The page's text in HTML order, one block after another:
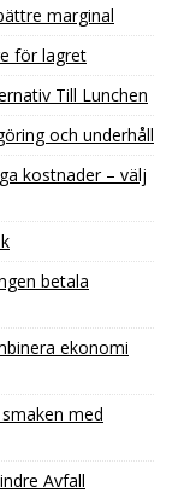
marginal
för lagret
Till Lunchen
och underhåll
kostnader – välj
betala
ekonomi
med
Avfall